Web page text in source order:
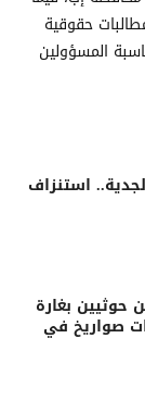
حقوقية
المسؤولين
استنزاف
حوثيين بغارة
صواريخ في